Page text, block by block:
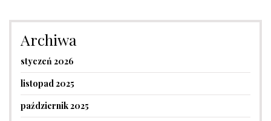
Archiwa
styczeń 2026
listopad 2025
październik 2025